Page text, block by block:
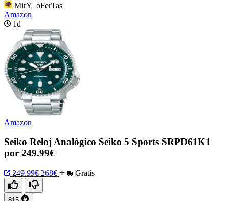
MirY_oFerTas
Amazon
1d
Amazon
Seiko Reloj Analógico Seiko 5 Sports SRPD61K1
por 249.99€
249.99€ 268€ Gratis